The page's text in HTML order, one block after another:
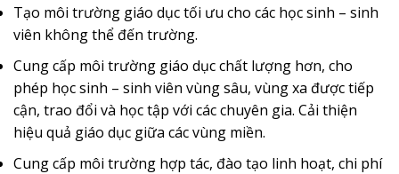
Tạo môi trường giáo dục tối ưu cho các học sinh – sinh
viên không thể đến trường.
Cung cấp môi trường giáo dục chất lượng hơn, cho
phép học sinh – sinh viên vùng sâu, vùng xa được tiếp
cận, trao đổi và học tập với các chuyên gia. Cải thiện
hiệu quả giáo dục giữa các vùng miền.
Cung cấp môi trường hợp tác, đào tạo linh hoạt, chi phí